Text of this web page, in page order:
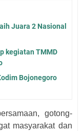
Juara 2 Nasional
kegiatan TMMD
Bojonegoro
gotong-
masyarakat dan